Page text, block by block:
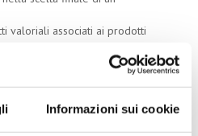
Informazioni sui cookie
valoriali associati ai prodotti
con il prodotto green: